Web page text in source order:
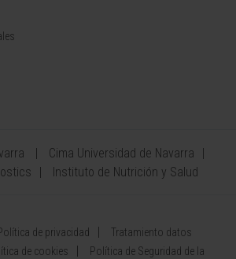
Cima Universidad de Navarra
Instituto de Nutrición y Salud
de privacidad
Tratamiento datos
de cookies
Política de Seguridad de la